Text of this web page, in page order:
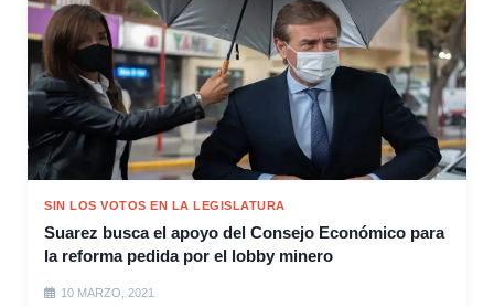
SIN LOS VOTOS EN LA LEGISLATURA
Suarez busca el apoyo del Consejo Económico para
la reforma pedida por el lobby minero
10 MARZO, 2021